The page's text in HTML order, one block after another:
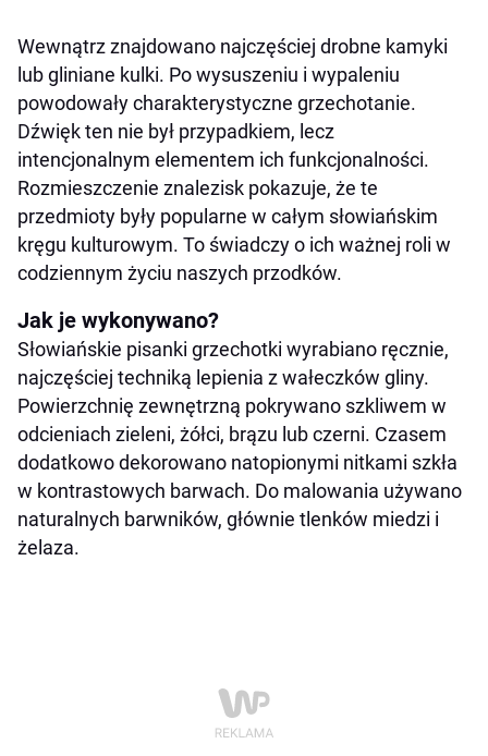
Wewnątrz znajdowano najczęściej drobne kamyki
lub gliniane kulki. Po wysuszeniu i wypaleniu
powodowały charakterystyczne grzechotanie.
Dźwięk ten nie był przypadkiem, lecz
intencjonalnym elementem ich funkcjonalności.
Rozmieszczenie znalezisk pokazuje, że te
przedmioty były popularne w całym słowiańskim
kręgu kulturowym. To świadczy o ich ważnej roli w
codziennym życiu naszych przodków.
Jak je wykonywano?
Słowiańskie pisanki grzechotki wyrabiano ręcznie,
najczęściej techniką lepienia z wałeczków gliny.
Powierzchnię zewnętrzną pokrywano szkliwem w
odcieniach zieleni, żółci, brązu lub czerni. Czasem
dodatkowo dekorowano natopionymi nitkami szkła
w kontrastowych barwach. Do malowania używano
naturalnych barwników, głównie tlenków miedzi i
żelaza.